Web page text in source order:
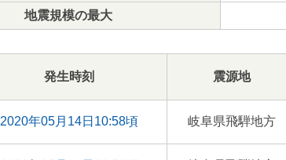
地震規模の最大
発生時刻 震源地
2020年05月14日10:58頃 岐阜県飛騨地方